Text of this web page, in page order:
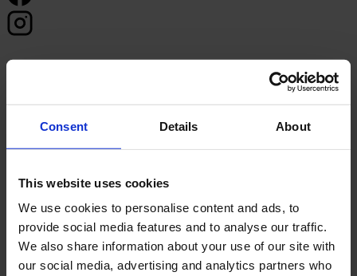
Consent Details About
This website uses cookies
We use cookies to personalise content and ads, to
provide social media features and to analyse our traffic.
We also share information about your use of our site with
our social media, advertising and analytics partners who